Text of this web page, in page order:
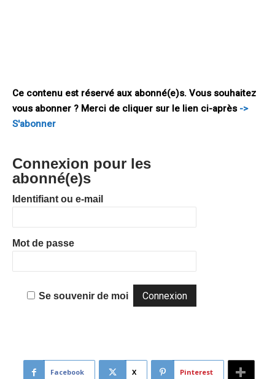
Ce contenu est réservé aux abonné(e)s. Vous souhaitez
vous abonner ? Merci de cliquer sur le lien ci-après->
S'abonner
Connexion pour les
abonné(e)s
Identifiant ou e-mail
Mot de passe
Se souvenir de moi
Facebook X Pinterest